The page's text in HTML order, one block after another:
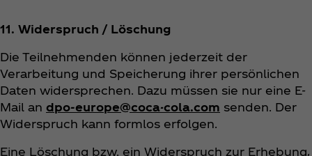
11. Widerspruch / Löschung
Die Teilnehmenden können jederzeit der
Verarbeitung und Speicherung ihrer persönlichen
Daten widersprechen. Dazu müssen sie nur eine E-
Mail an dpo-europe@coca-cola.com senden. Der
Widerspruch kann formlos erfolgen.
Eine Löschung bzw. ein Widerspruch zur Erhebung,